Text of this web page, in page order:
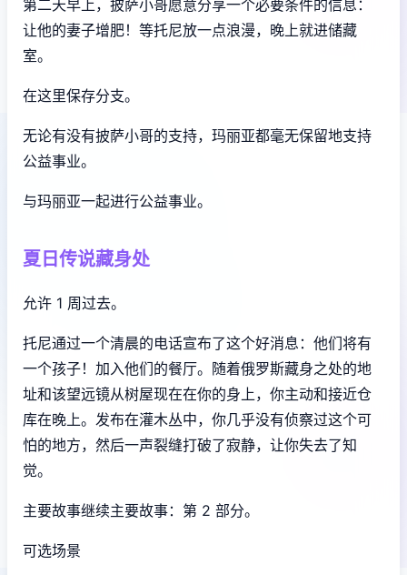
第二天早上，披萨小哥愿意分享一个必要条件的信息：
让他的妻子增肥！等托尼放一点浪漫，晚上就进储藏
室。
在这里保存分支。
无论有没有披萨小哥的支持，玛丽亚都毫无保留地支持
公益事业。
与玛丽亚一起进行公益事业。
夏日传说藏身处
允许 1 周过去。
托尼通过一个清晨的电话宣布了这个好消息：他们将有
一个孩子！加入他们的餐厅。随着俄罗斯藏身之处的地
址和该望远镜从树屋现在在你的身上，你主动和接近仓
库在晚上。发布在灌木丛中，你几乎没有侦察过这个可
怕的地方，然后一声裂缝打破了寂静，让你失去了知
觉。
主要故事继续主要故事：第 2 部分。
可选场景